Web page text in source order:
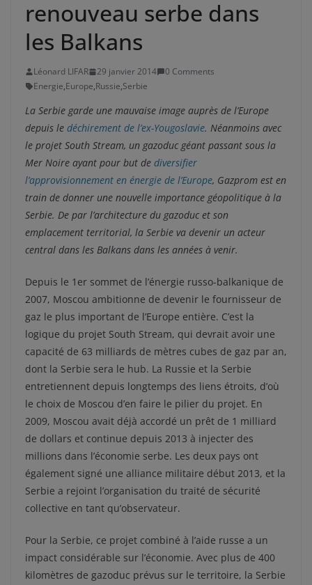
renouveau serbe dans
les Balkans
Léonard LIFAR 29 janvier 2014
0 Comments
Energie,Europe,Russie,Serbie
La Serbie garde une mauvaise image auprès de l’Europe
depuis le déchirement de l’ex-Yougoslavie. Néanmoins avec
le projet South Stream, un gazoduc géant passant sous la
Mer Noire ayant pour but de diversifier
l’approvisionnement en énergie de l’Europe, Gazprom est en
train de donner une nouvelle importance géopolitique à la
Serbie. De par l’architecture du gazoduc et son
emplacement territorial, la Serbie va devenir un acteur
central dans les Balkans dans les années à venir.
Depuis le 1er sommet de l’énergie russo-balkanique de
2007, Moscou ambitionne de devenir le fournisseur de
gaz le plus important de l’Europe entière. C’est la
logique du projet South Stream, qui devrait avoir une
capacité de 63 milliards de mètres cubes de gaz par an,
dont la Serbie sera le hub. La Russie et la Serbie
entretiennent depuis longtemps des liens étroits, d’où
le choix de Moscou d’en faire le pilier du projet. En
2009, Moscou avait déjà accordé un prêt de 1 milliard
de dollars et continue depuis 2013 à injecter des
millions dans l’économie serbe. Les deux pays ont
également signé une alliance militaire début 2013, et la
Serbie a rejoint l’organisation du traité de sécurité
collective en tant qu’observateur.
Pour la Serbie, ce projet combiné à l’aide russe a un
impact considérable sur l’économie. Avec plus de 400
kilomètres de gazoduc prévus sur le territoire, la Serbie